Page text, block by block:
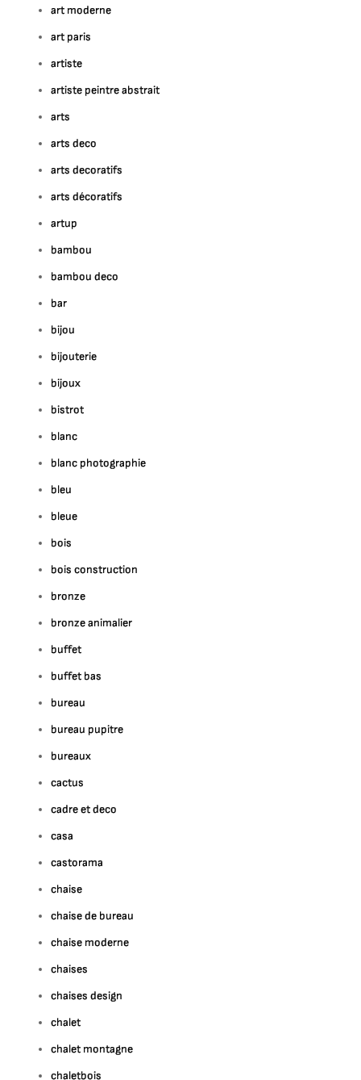
art moderne
art paris
artiste
artiste peintre abstrait
arts
arts deco
arts decoratifs
arts décoratifs
artup
bambou
bambou deco
bar
bijou
bijouterie
bijoux
bistrot
blanc
blanc photographie
bleu
bleue
bois
bois construction
bronze
bronze animalier
buffet
buffet bas
bureau
bureau pupitre
bureaux
cactus
cadre et deco
casa
castorama
chaise
chaise de bureau
chaise moderne
chaises
chaises design
chalet
chalet montagne
chaletbois